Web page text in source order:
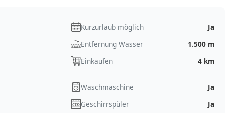
Kurzurlaub möglich
Ja
Entfernung Wasser
1.500 m
Einkaufen
4 km
Waschmaschine
Ja
Geschirrspüler
Ja